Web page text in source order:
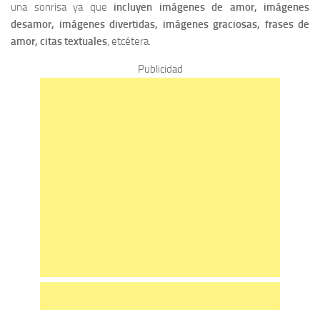
una sonrisa ya que incluyen imágenes de amor, imágenes
desamor, imágenes divertidas, imágenes graciosas, frases de
amor, citas textuales, etcétera.
Publicidad